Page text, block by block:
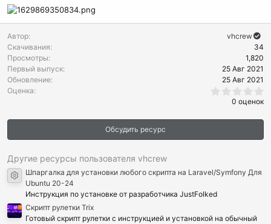
и
Автор
vhcrew
Скачивания
34
Просмотры
1,820
Первый выпуск
25 Авг 2021
Обновление
25 Авг 2021
Оценка
.
0
з
ё
0 оценок
Обсудить ресурс
Другие ресурсы пользователя vhcrew
Иконка ресурса
Шпаргалка для установки любого скрипта на Laravel/Symfony Для
Ubuntu 20-24
Инструкция по установке от разработчика JustFolked
Cкрипт рулетки Trix
Готовый скрипт рулетки с инструкцией и установкой на обычный